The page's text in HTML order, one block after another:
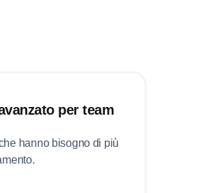
per team
hanno bisogno di più